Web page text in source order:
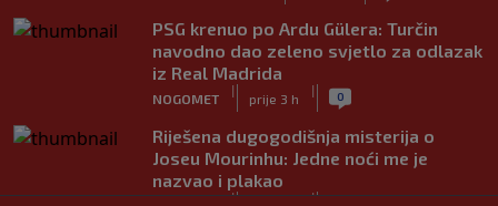
PSG krenuo po Ardu Gülera: Turčin
navodno dao zeleno svjetlo za odlazak
iz Real Madrida
NOGOMET
|
prije 3 h
| 0
Riješena dugogodišnja misterija o
Joseu Mourinhu: Jedne noći me je
nazvao i plakao
| |